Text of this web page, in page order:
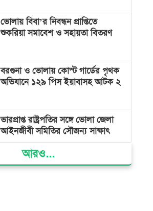
ভোলায় বিবা’র নিবন্ধন প্রাপ্তিতে
শুকরিয়া সমাবেশ ও সহায়তা বিতরণ
বরগুনা ও ভোলায় কোস্ট গার্ডের পৃথক
অভিযানে ১২৯ পিস ইয়াবাসহ আটক ২
ভারপ্রাপ্ত রাষ্ট্রপতির সঙ্গে ভোলা জেলা
আইনজীবী সমিতির সৌজন্য সাক্ষাৎ
দৌলতখানে জমি বিরোধে পরিবারকে
আরও...